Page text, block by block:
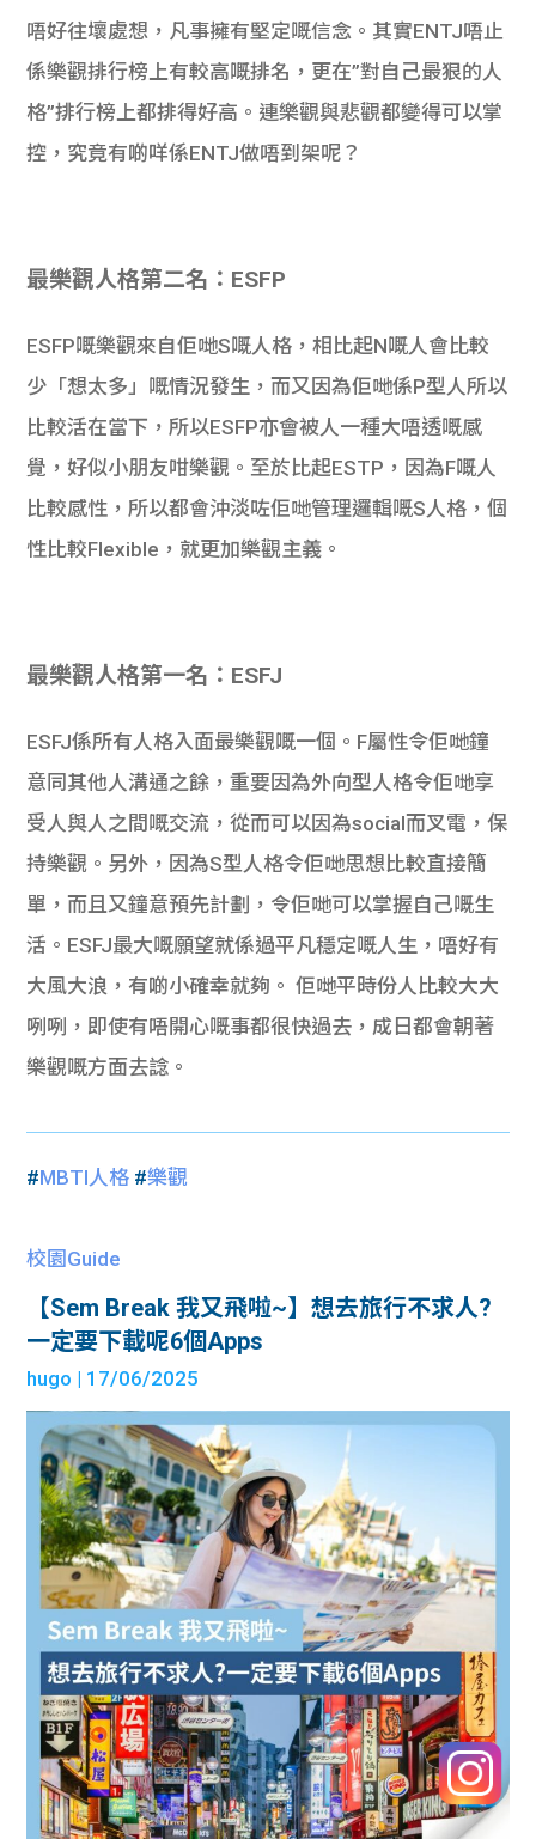
唔好往壞處想，凡事擁有堅定嘅信念。其實ENTJ唔止
係樂觀排行榜上有較高嘅排名，更在”對自己最狠的人
格”排行榜上都排得好高。連樂觀與悲觀都變得可以掌
控，究竟有啲咩係ENTJ做唔到架呢？
最樂觀人格第二名：ESFP
ESFP嘅樂觀來自佢哋S嘅人格，相比起N嘅人會比較
少「想太多」嘅情況發生，而又因為佢哋係P型人所以
比較活在當下，所以ESFP亦會被人一種大唔透嘅感
覺，好似小朋友咁樂觀。至於比起ESTP，因為F嘅人
比較感性，所以都會沖淡咗佢哋管理邏輯嘅S人格，個
性比較Flexible，就更加樂觀主義。
最樂觀人格第一名：ESFJ
ESFJ係所有人格入面最樂觀嘅一個。F屬性令佢哋鐘
意同其他人溝通之餘，重要因為外向型人格令佢哋享
受人與人之間嘅交流，從而可以因為social而叉電，保
持樂觀。另外，因為S型人格令佢哋思想比較直接簡
單，而且又鐘意預先計劃，令佢哋可以掌握自己嘅生
活。ESFJ最大嘅願望就係過平凡穩定嘅人生，唔好有
大風大浪，有啲小確幸就夠。 佢哋平時份人比較大大
咧咧，即使有唔開心嘅事都很快過去，成日都會朝著
樂觀嘅方面去諗。
#MBTI人格 #樂觀
校園Guide
【Sem Break 我又飛啦~】想去旅行不求人?
一定要下載呢6個Apps
hugo | 17/06/2025